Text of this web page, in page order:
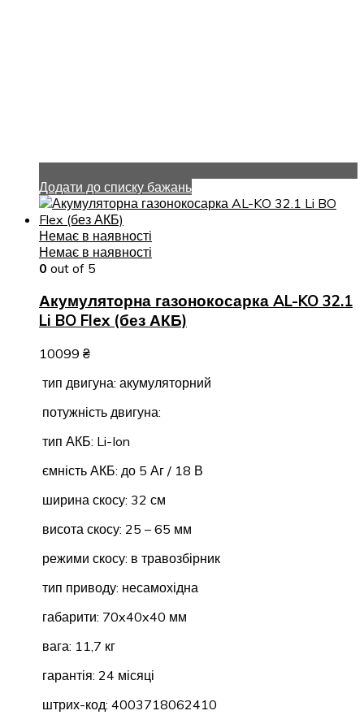
Додати до списку бажань
Немає в наявності
Немає в наявності
0 out of 5
Акумуляторна газонокосарка AL-KO 32.1
Li BO Flex (без АКБ)
10099 ₴
тип двигуна: акумуляторний
потужність двигуна:
тип АКБ: Li-Ion
ємність АКБ: до 5 Аг / 18 В
ширина скосу: 32 см
висота скосу: 25 – 65 мм
режими скосу: в травозбірник
тип приводу: несамохідна
габарити: 70x40x40 мм
вага: 11,7 кг
гарантія: 24 місяці
штрих-код: 4003718062410